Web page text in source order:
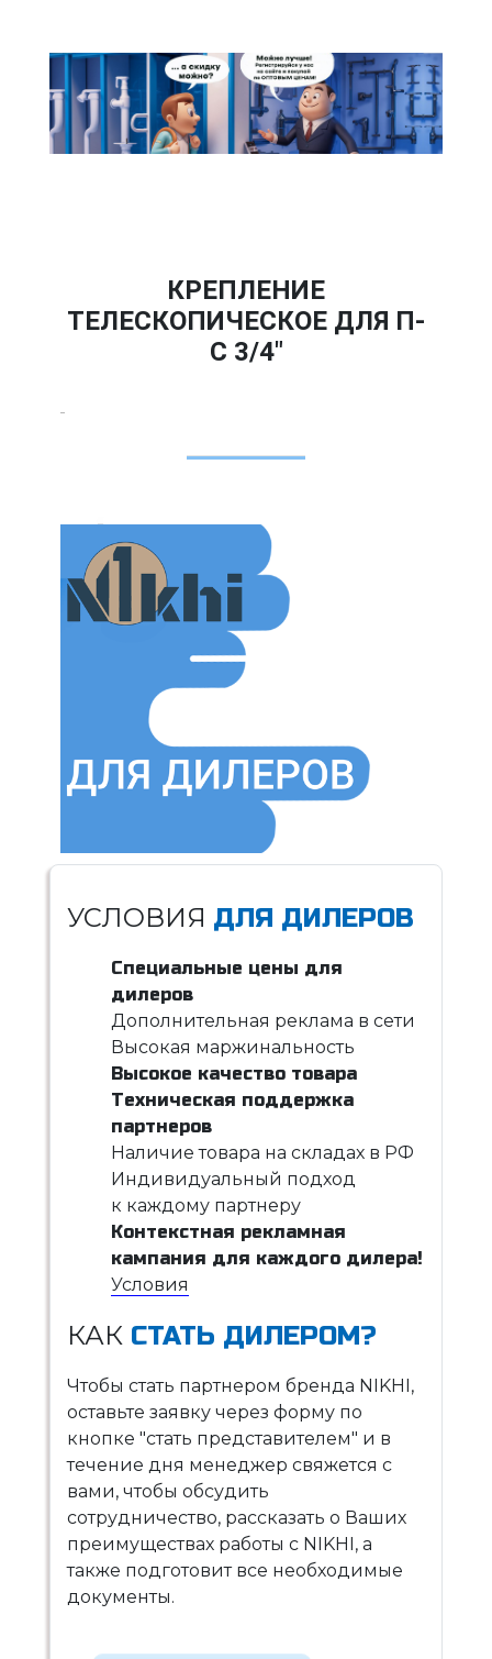
КРЕПЛЕНИЕ
ТЕЛЕСКОПИЧЕСКОЕ ДЛЯ П-
С 3/4"
УСЛОВИЯ ДЛЯ ДИЛЕРОВ
Специальные цены для
дилеров
Дополнительная реклама в сети
Высокая маржинальность
Высокое качество товара
Техническая поддержка
партнеров
Наличие товара на складах в РФ
Индивидуальный подход
к каждому партнеру
Контекстная рекламная
кампания для каждого дилера!
Условия
КАК СТАТЬ ДИЛЕРОМ?
Чтобы стать партнером бренда NIKHI,
оставьте заявку через форму по
кнопке "стать представителем" и в
течение дня менеджер свяжется с
вами, чтобы обсудить
сотрудничество, рассказать о Ваших
преимуществах работы с NIKHI, а
также подготовит все необходимые
документы.